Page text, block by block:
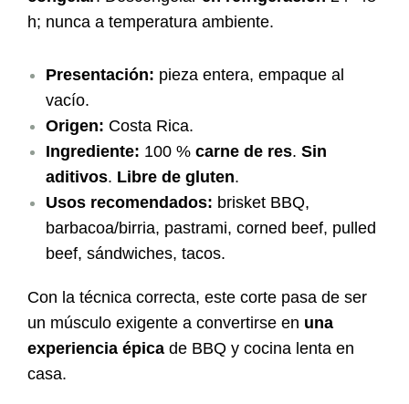
h; nunca a temperatura ambiente.
Presentación: pieza entera, empaque al
vacío.
Origen: Costa Rica.
Ingrediente: 100 % carne de res. Sin
aditivos. Libre de gluten.
Usos recomendados: brisket BBQ,
barbacoa/birria, pastrami, corned beef, pulled
beef, sándwiches, tacos.
Con la técnica correcta, este corte pasa de ser
un músculo exigente a convertirse en una
experiencia épica de BBQ y cocina lenta en
casa.